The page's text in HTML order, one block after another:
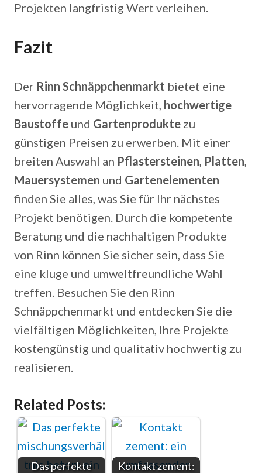
Projekten langfristig Wert verleihen.
Fazit
Der Rinn Schnäppchenmarkt bietet eine
hervorragende Möglichkeit, hochwertige
Baustoffe und Gartenprodukte zu
günstigen Preisen zu erwerben. Mit einer
breiten Auswahl an Pflastersteinen, Platten,
Mauersystemen und Gartenelementen
finden Sie alles, was Sie für Ihr nächstes
Projekt benötigen. Durch die kompetente
Beratung und die nachhaltigen Produkte
von Rinn können Sie sicher sein, dass Sie
eine kluge und umweltfreundliche Wahl
treffen. Besuchen Sie den Rinn
Schnäppchenmarkt und entdecken Sie die
vielfältigen Möglichkeiten, Ihre Projekte
kostengünstig und qualitativ hochwertig zu
realisieren.
Related Posts:
Das perfekte
Kontakt zement: